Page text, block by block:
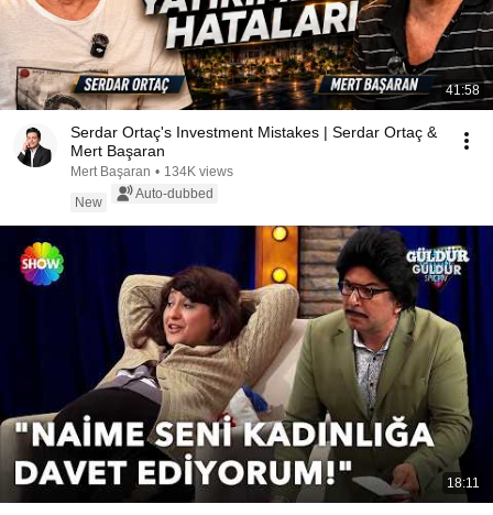
41:58
Serdar Ortaç's Investment Mistakes | Serdar Ortaç &
Mert Başaran
Mert Başaran • 134K views
New
Auto-dubbed
18:11